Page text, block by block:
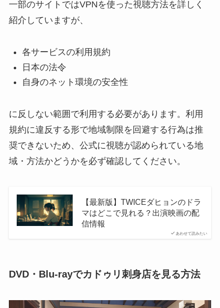
一部のサイトではVPNを使った視聴方法を詳しく
紹介していますが、
各サービスの利用規約
日本の法令
自身のネット環境の安全性
に反しない範囲で利用する必要があります。利用
規約に違反する形で地域制限を回避する行為は推
奨できないため、公式に視聴が認められている地
域・方法かどうかを必ず確認してください。
あわせて読みたい
【最新版】TWICEダヒョンのドラ
マはどこで見れる？出演映画の配
信情報
DVD・Blu-rayでカドゥリ刺身店を見る方法